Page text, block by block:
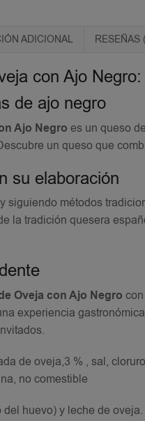
ADICIONAL RESEÑAS
con Ajo
de ajo negro
Ajo Negro es un queso
un queso que
su elaboración
siguiendo métodos
la tradición quesera
Oveja con Ajo Negro
experiencia
de oveja,3 % , sal,
no comestible
huevo) y leche de oveja.